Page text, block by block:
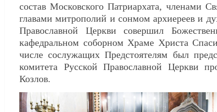
состав Московского Патриархата, членами
главами митрополий и сонмом архиереев и
Православной Церкви совершил
кафедральном соборном Храме Христа
числе сослужащих Предстоятелям был
комитета Русской Православной Церкви
Козлов.